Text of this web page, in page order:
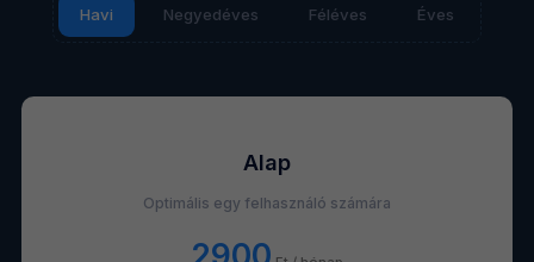
Havi Negyedéves Féléves Éves
Alap
Optimális egy felhasználó számára